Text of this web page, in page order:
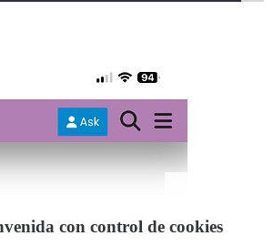
con control de cookies